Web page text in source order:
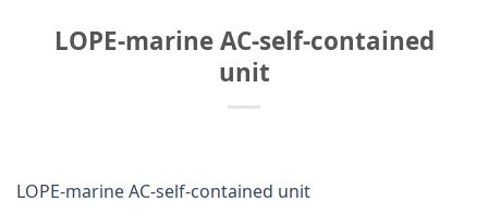
LOPE-marine AC-self-contained
unit
LOPE-marine AC-self-contained unit